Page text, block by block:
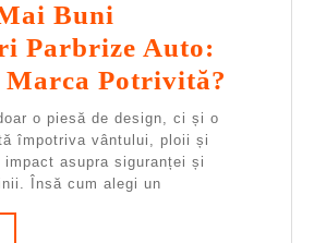
Buni
Parbrize Auto:
Marca Potrivită?
o piesă de design, ci și o
împotriva vântului, ploii și
asupra siguranței și
Însă cum alegi un